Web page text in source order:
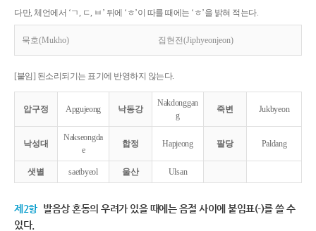
다만, 체언에서 ‘ㄱ, ㄷ, ㅂ’ 뒤에 ‘ㅎ’이 따를 때에는 ‘ㅎ’을 밝혀 적는다.
묵호(Mukho) 집현전(Jiphyeonjeon)
[붙임] 된소리되기는 표기에 반영하지 않는다.
압구정 Apgujeong 낙동강
Nakdonggan
g
죽변 Jukbyeon
낙성대
Nakseongda
e
합정 Hapjeong 팔당 Paldang
샛별 saetbyeol 울산 Ulsan
제2항 발음상 혼동의 우려가 있을 때에는 음절 사이에 붙임표(-)를 쓸 수
있다.